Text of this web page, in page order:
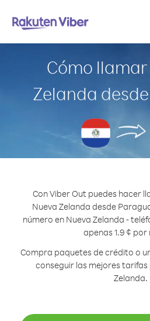
Cómo
Zelanda
Con Viber Out puedes hacer
Nueva Zelanda desde
número en Nueva Zelanda -
apenas 1.9 ¢
Compra paquetes de crédito o
conseguir las mejores
Zelanda.